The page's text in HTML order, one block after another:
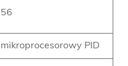
56
mikroprocesorowy PID